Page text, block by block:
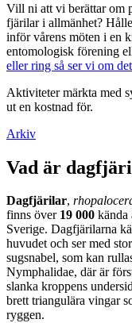
Vill ni att vi berättar om
fjärilar i allmänhet?
inför vårens möten i en
entomologisk förening
eller ring så ser vi om
Aktiviteter märkta med
ut en kostnad för.
Arkiv
Vad är
Dagfjärilar,
finns över 19 000 kända
Sverige. Dagfjärilarna
huvudet och ser med
sugsnabel, som kan
Nymphalidae, där är
slanka kroppens
brett triangulära vingar
ryggen.